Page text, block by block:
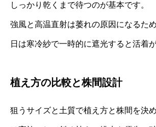
しっかり乾くまで待つのが基本です。
強風と高温直射は萎れの原因になるた
日は寒冷紗で一時的に遮光すると活着
植え方の比較と株間設計
狙うサイズと土質で植え方と株間を決